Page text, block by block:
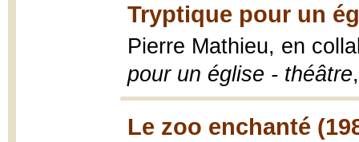
Tryptique pour un
Pierre Mathieu, en
pour un église - théâtre
Le zoo enchanté